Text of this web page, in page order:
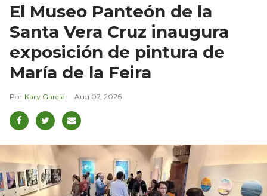
El Museo Panteón de la
Santa Vera Cruz inaugura
exposición de pintura de
María de la Feira
Kary García Aug 07, 2026